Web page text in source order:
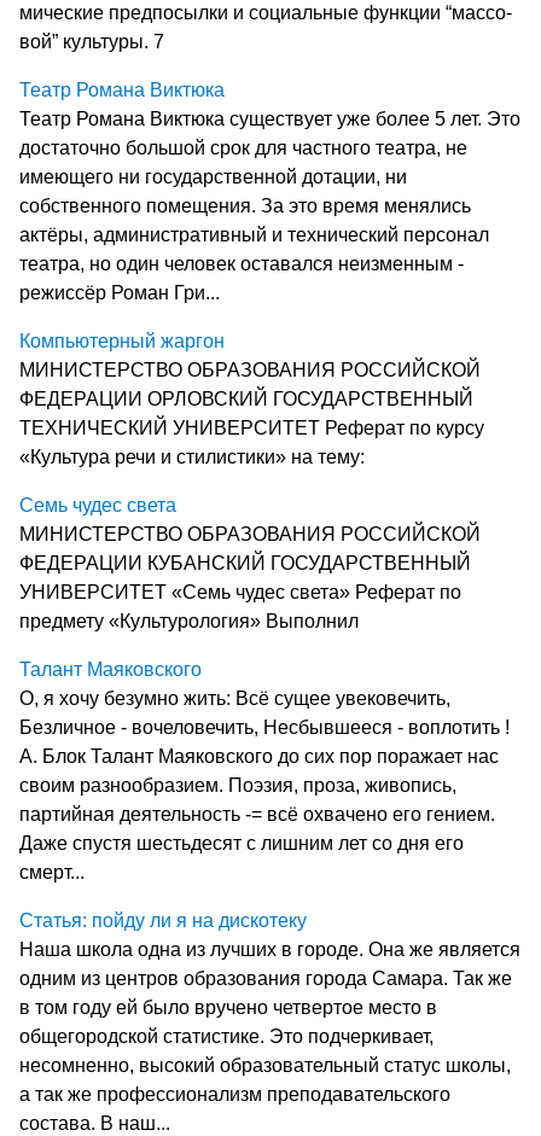
ми­че­ские пред­по­сыл­ки и со­ци­аль­ные функ­ции “мас­со­
вой” куль­ту­ры. 7
Театр Романа Виктюка
Театр Романа Виктюка существует уже более 5 лет. Это
достаточно большой срок для частного театра, не
имеющего ни государственной дотации, ни
собственного помещения. За это время менялись
актёры, административный и технический персонал
театра, но один человек оставался неизменным -
режиссёр Роман Гри...
Компьютерный жаргон
МИНИСТЕРСТВО ОБРАЗОВАНИЯ РОССИЙСКОЙ
ФЕДЕРАЦИИ ОРЛОВСКИЙ ГОСУДАРСТВЕННЫЙ
ТЕХНИЧЕСКИЙ УНИВЕРСИТЕТ Реферат по курсу
«Культура речи и стилистики» на тему:
Семь чудес света
МИНИСТЕРСТВО ОБРАЗОВАНИЯ РОССИЙСКОЙ
ФЕДЕРАЦИИ КУБАНСКИЙ ГОСУДАРСТВЕННЫЙ
УНИВЕРСИТЕТ «Семь чудес света» Реферат по
предмету «Культурология» Выполнил
Талант Маяковского
О, я хочу безумно жить: Всё сущее увековечить,
Безличное - вочеловечить, Несбывшееся - воплотить !
А. Блок Талант Маяковского до сих пор поражает нас
своим разнообразием. Поэзия, проза, живопись,
партийная деятельность -= всё охвачено его гением.
Даже спустя шестьдесят с лишним лет со дня его
смерт...
Статья: пойду ли я на дискотеку
Наша школа одна из лучших в городе. Она же является
одним из центров образования города Самара. Так же
в том году ей было вручено четвертое место в
общегородской статистике. Это подчеркивает,
несомненно, высокий образовательный статус школы,
а так же профессионализм преподавательского
состава. В наш...